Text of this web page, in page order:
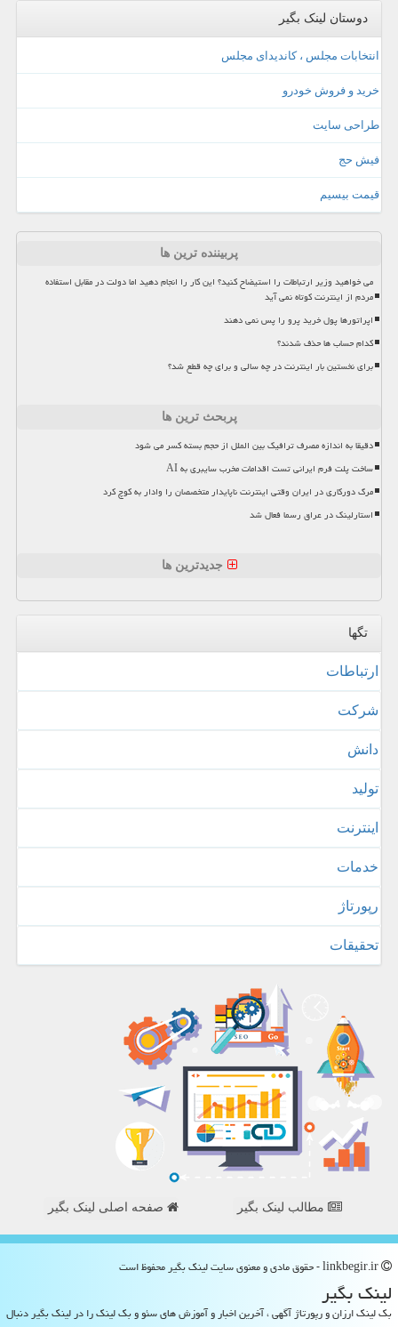
دوستان لینک بگیر
انتخابات مجلس ، کاندیدای مجلس
خرید و فروش خودرو
طراحی سایت
فیش حج
قیمت بیسیم
پربیننده ترین ها
می خواهید وزیر ارتباطات را استیضاح کنید؟ این کار را انجام دهید اما دولت در مقابل استفاده
مردم از اینترنت کوتاه نمی آید
اپراتورها پول خرید پرو را پس نمی دهند
کدام حساب ها حذف شدند؟
برای نخستین بار اینترنت در چه سالی و برای چه قطع شد؟
پربحث ترین ها
دقیقا به اندازه مصرف ترافیک بین الملل از حجم بسته کسر می شود
ساخت پلت فرم ایرانی تست اقدامات مخرب سایبری به AI
مرگ دورکاری در ایران وقتی اینترنت ناپایدار متخصصان را وادار به کوچ کرد
استارلینک در عراق رسما فعال شد
جدیدترین ها
تگها
ارتباطات
شركت
دانش
تولید
اینترنت
خدمات
رپورتاژ
تحقیقات
مطالب لینک بگیر صفحه اصلی لینک بگیر
لینك بگیر
بک لینک ارزان و رپورتاژ آگهی ، آخرین اخبار و آموزش های سئو و بک لینک را در لینک بگیر دنبال